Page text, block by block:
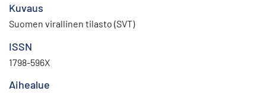
Kuvaus
Suomen virallinen tilasto (SVT)
ISSN
1798-596X
Aihealue